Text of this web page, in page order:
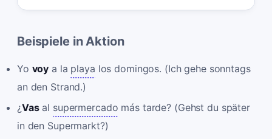
Beispiele in Aktion
Yo voy a la playa los domingos. (Ich gehe sonntags
an den Strand.)
¿Vasal supermercado más tarde? (Gehst du später
in den Supermarkt?)